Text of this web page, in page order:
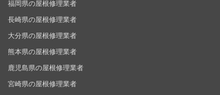
福岡県の屋根修理業者
長崎県の屋根修理業者
大分県の屋根修理業者
熊本県の屋根修理業者
鹿児島県の屋根修理業者
宮崎県の屋根修理業者